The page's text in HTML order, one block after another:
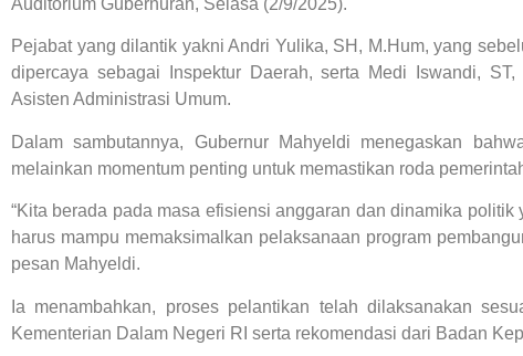
Auditorium Gubernuran, Selasa (2/9/2025).
Pejabat yang dilantik yakni Andri Yulika, SH, M.Hum, yang
dipercaya sebagai Inspektur Daerah, serta Medi Iswandi,
Asisten Administrasi Umum.
Dalam sambutannya, Gubernur Mahyeldi menegaskan
melainkan momentum penting untuk memastikan roda
“Kita berada pada masa efisiensi anggaran dan dinamika
harus mampu memaksimalkan pelaksanaan program
pesan Mahyeldi.
Ia menambahkan, proses pelantikan telah dilaksanakan
Kementerian Dalam Negeri RI serta rekomendasi dari Badan